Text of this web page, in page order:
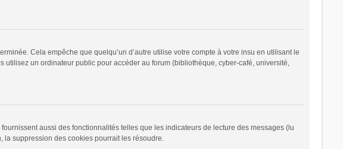
Cela empêche que quelqu’un d’autre utilise votre compte à votre insu en utilisant le
utilisez un ordinateur public pour accéder au forum (bibliothèque, cyber-café, université,
aussi des fonctionnalités telles que les indicateurs de lecture des messages (lu
la suppression des cookies pourrait les résoudre.